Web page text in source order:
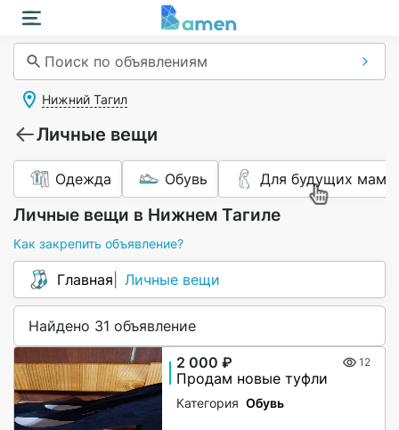
Поиск по объявлениям
Нижний Тагил
Личные вещи
Одежда Обувь Для будущих мам
Личные вещи в Нижнем Тагиле
Как закрепить объявление?
Главная Личные вещи
Найдено 31 объявление
2 000 ₽ 12
Продам новые туфли
Категория Обувь